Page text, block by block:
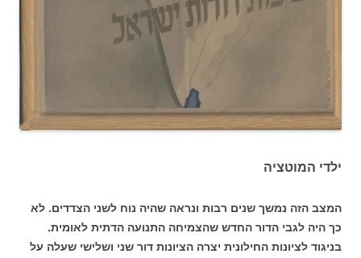
ילדי המוטציה
המצב הזה נמשך שנים רבות ונראה שהיה נוח לשני הצדדים. לא
כך היה לגבי הדור החדש שהצמיחה התנועה הדתית לאומית.
בניגוד לציונות החילונית יצרה הציונות דור שני ושלישי שעלה על